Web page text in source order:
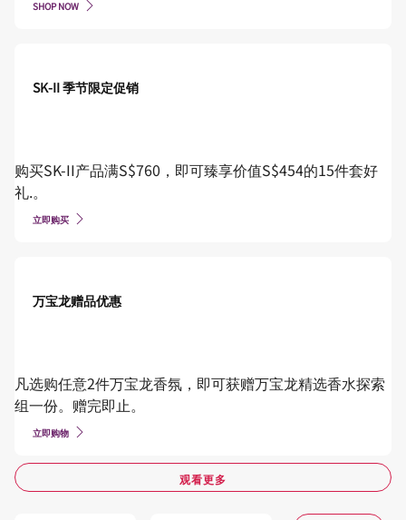
SHOP NOW
SK-II 季节限定促销
购买SK-II产品满S$760，即可臻享价值S$454的15件套好
礼.。
立即购买
万宝龙赠品优惠
凡选购任意2件万宝龙香氛，即可获赠万宝龙精选香水探索
组一份。赠完即止。
立即购物
观看更多